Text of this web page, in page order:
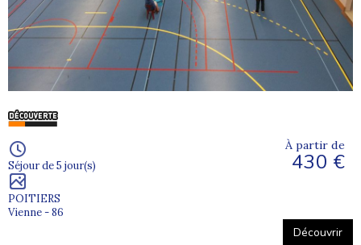
Séjour de 5 jour(s)
POITIERS
Vienne - 86
À partir de
430 €
Découvrir